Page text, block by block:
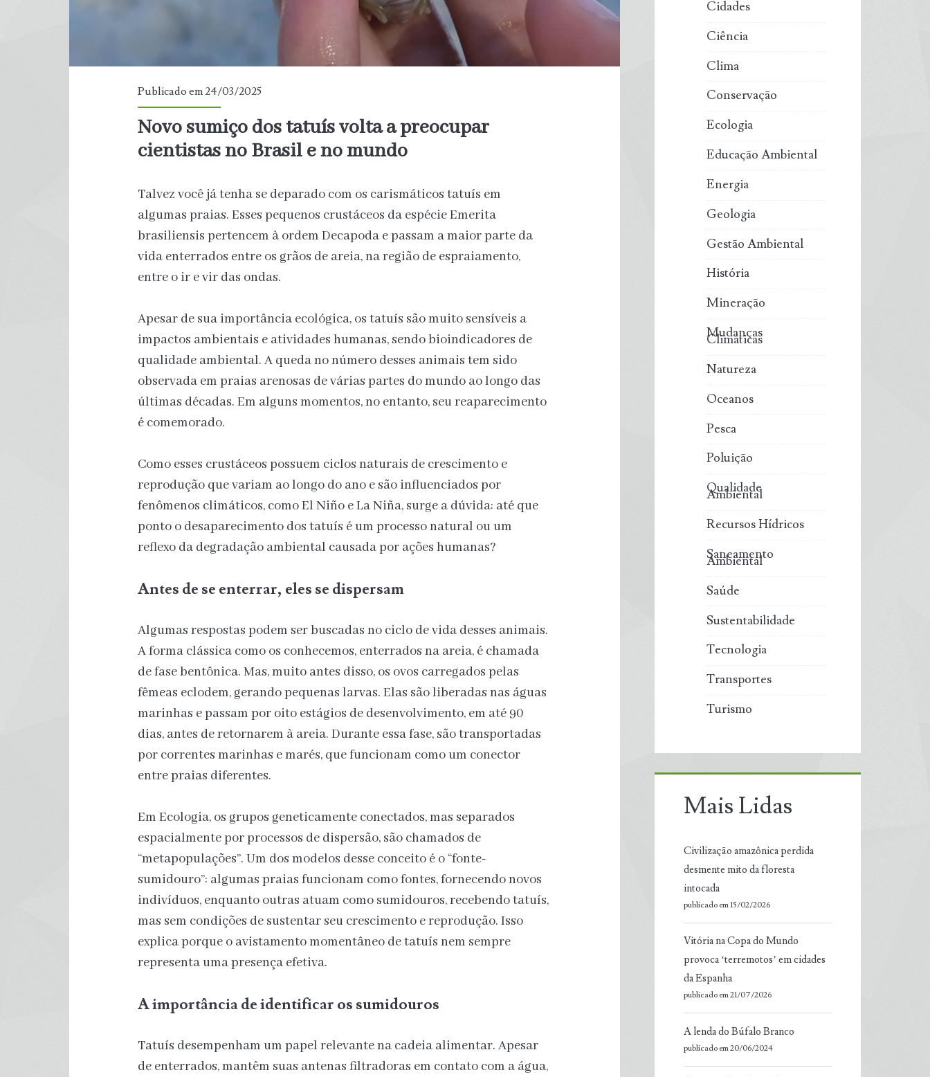
Publicado em 24/03/2025
Novo sumiço dos tatuís volta a preocupar
cientistas no Brasil e no mundo
Talvez você já tenha se deparado com os carismáticos tatuís em
algumas praias. Esses pequenos crustáceos da espécie Emerita
brasiliensis pertencem à ordem Decapoda e passam a maior parte da
vida enterrados entre os grãos de areia, na região de espraiamento,
entre o ir e vir das ondas.
Apesar de sua importância ecológica, os tatuís são muito sensíveis a
impactos ambientais e atividades humanas, sendo bioindicadores de
qualidade ambiental. A queda no número desses animais tem sido
observada em praias arenosas de várias partes do mundo ao longo das
últimas décadas. Em alguns momentos, no entanto, seu reaparecimento
é comemorado.
Como esses crustáceos possuem ciclos naturais de crescimento e
reprodução que variam ao longo do ano e são influenciados por
fenômenos climáticos, como El Niño e La Niña, surge a dúvida: até que
ponto o desaparecimento dos tatuís é um processo natural ou um
reflexo da degradação ambiental causada por ações humanas?
Antes de se enterrar, eles se dispersam
Algumas respostas podem ser buscadas no ciclo de vida desses animais.
A forma clássica como os conhecemos, enterrados na areia, é chamada
de fase bentônica. Mas, muito antes disso, os ovos carregados pelas
fêmeas eclodem, gerando pequenas larvas. Elas são liberadas nas águas
marinhas e passam por oito estágios de desenvolvimento, em até 90
dias, antes de retornarem à areia. Durante essa fase, são transportadas
por correntes marinhas e marés, que funcionam como um conector
entre praias diferentes.
Em Ecologia, os grupos geneticamente conectados, mas separados
espacialmente por processos de dispersão, são chamados de
“metapopulações”. Um dos modelos desse conceito é o “fonte-
sumidouro”: algumas praias funcionam como fontes, fornecendo novos
indivíduos, enquanto outras atuam como sumidouros, recebendo tatuís,
mas sem condições de sustentar seu crescimento e reprodução. Isso
explica porque o avistamento momentâneo de tatuís nem sempre
representa uma presença efetiva.
A importância de identificar os sumidouros
Tatuís desempenham um papel relevante na cadeia alimentar. Apesar
de enterrados, mantêm suas antenas filtradoras em contato com a água,
Cidades
Ciência
Clima
Conservação
Ecologia
Educação Ambiental
Energia
Geologia
Gestão Ambiental
História
Mineração
Mudanças
Climáticas
Natureza
Oceanos
Pesca
Poluição
Qualidade
Ambiental
Recursos Hídricos
Saneamento
Ambiental
Saúde
Sustentabilidade
Tecnologia
Transportes
Turismo
Mais Lidas
Civilização amazônica perdida
desmente mito da floresta
intocada
publicado em 15/02/2026
Vitória na Copa do Mundo
provoca ‘terremotos’ em cidades
da Espanha
publicado em 21/07/2026
A lenda do Búfalo Branco
publicado em 20/06/2024